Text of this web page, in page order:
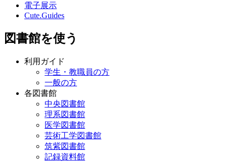
電子展示
Cute.Guides
図書館を使う
利用ガイド
学生・教職員の方
一般の方
各図書館
中央図書館
理系図書館
医学図書館
芸術工学図書館
筑紫図書館
記録資料館